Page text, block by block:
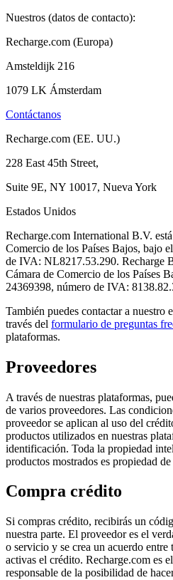
Nuestros (datos de contacto):
Recharge.com (Europa)
Amsteldijk 216
1079 LK Ámsterdam
Contáctanos
Recharge.com (EE. UU.)
228 East 45th Street,
Suite 9E, NY 10017, Nueva York
Estados Unidos
Recharge.com International B.V.
Comercio de los Países Bajos, bajo
de IVA: NL8217.53.290. Recharge
Cámara de Comercio de los Países
24369398, número de IVA:
También puedes contactar a nuestro
través del formulario de preguntas
plataformas.
Proveedores
A través de nuestras plataformas,
de varios proveedores. Las
proveedor se aplican al uso del
productos utilizados en nuestras
identificación. Toda la propiedad
productos mostrados es propiedad
Compra crédito
Si compras crédito, recibirás un
nuestra parte. El proveedor es el
o servicio y se crea un acuerdo
activas el crédito. Recharge.com es
responsable de la posibilidad de